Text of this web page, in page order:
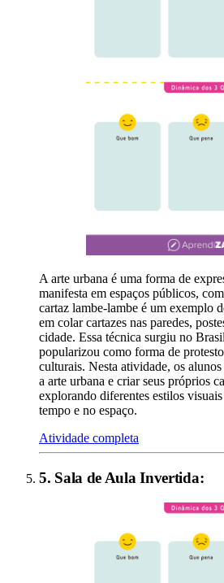
A arte urbana é uma forma de
manifesta em espaços públicos,
cartaz lambe-lambe é um exemplo
em colar cartazes nas paredes,
cidade. Essa técnica surgiu no
popularizou como forma de
culturais. Nesta atividade, os
a arte urbana e criar seus próprios
explorando diferentes estilos
tempo e no espaço.
Atividade completa
5. Sala de Aula Invertida: